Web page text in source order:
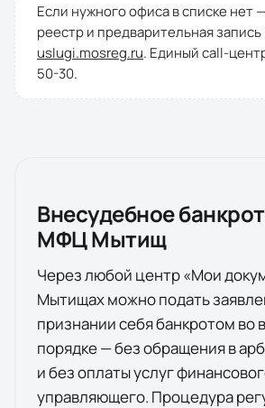
Если нужного офиса в списке нет
реестр и предварительная
uslugi.mosreg.ru. Единый call-
50-30.
Внесудебное
МФЦМытищ
Через любой центр «Мои
Мытищахможно подать
признании себя банкротом во
порядке — без обращения в
и без оплаты услуг
управляющего. Процедура